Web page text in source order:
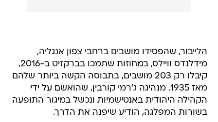
הלייבור, שהפסידו מושבים ברחבי צפון אנגליה,
מידלנדס וויילס, במחוזות שתמכו בברקזיט ב-2016,
קיבלו רק 203 מושבים, בתבוסה הקשה ביותר שלהם
מאז 1935. מנהיגה ג'רמי קורבין, שהואשם על ידי
הקהילה היהודית באנטישמיות ונכשל במיגור התופעה
בשורות המפלגה, הודיע שיפנה את הדרך.